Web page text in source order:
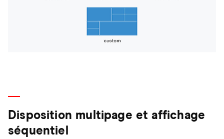
Disposition multipage et affichage
séquentiel